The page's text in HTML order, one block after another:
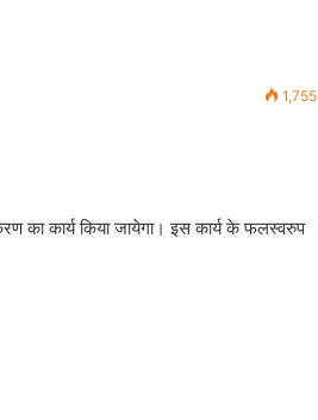
1,755
का कार्य किया जायेगा। इस कार्य के फलस्वरुप